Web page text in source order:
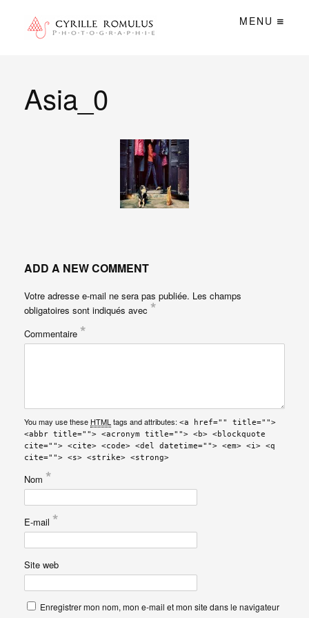
MENU
Asia_0
ADD A NEW COMMENT
Votre adresse e-mail ne sera pas publiée. Les champs
obligatoires sont indiqués avec *
Commentaire *
You may use these HTML tags and attributes: <a href="" title="">
<abbr title=""> <acronym title=""> <b> <blockquote
cite=""> <cite> <code> <del datetime=""> <em> <i> <q
cite=""> <s> <strike> <strong>
Nom *
E-mail *
Site web
Enregistrer mon nom, mon e-mail et mon site dans le navigateur